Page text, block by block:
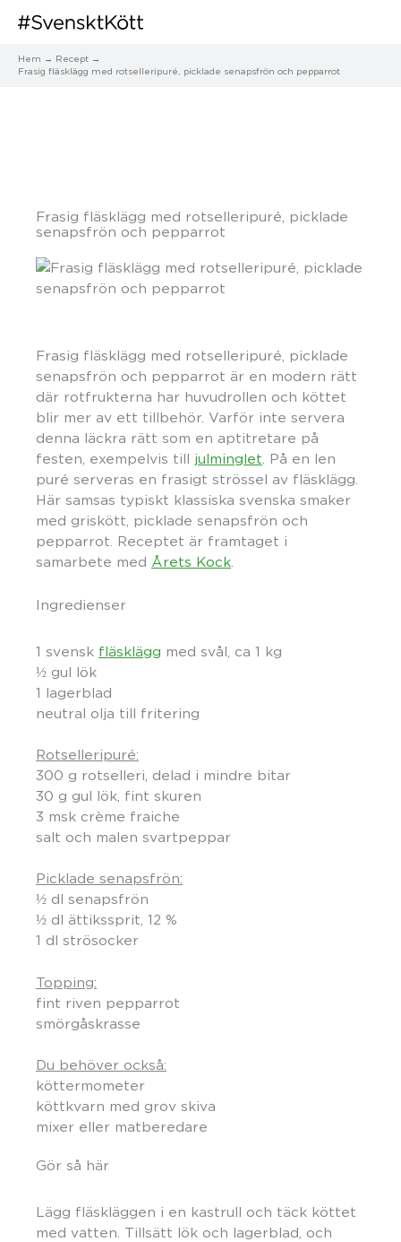
Hem
Recept
Frasig fläsklägg med rotselleripuré, picklade senapsfrön och pepparrot
Frasig fläsklägg med rotselleripuré, picklade
senapsfrön och pepparrot
Frasig fläsklägg med rotselleripuré, picklade
senapsfrön och pepparrot är en modern rätt
där rotfrukterna har huvudrollen och köttet
blir mer av ett tillbehör. Varför inte servera
denna läckra rätt som en aptitretare på
festen, exempelvis till julminglet . På en len
puré serveras en frasigt strössel av fläsklägg.
Här samsas typiskt klassiska svenska smaker
med griskött, picklade senapsfrön och
pepparrot. Receptet är framtaget i
samarbete med Årets Kock
Ingredienser
1 svensk fläsklägg med svål, ca 1 kg
½ gul lök
1 lagerblad
neutral olja till fritering
Rotselleripuré:
300 g rotselleri, delad i mindre bitar
30 g gul lök, fint skuren
3 msk crème fraiche
salt och malen svartpeppar
Picklade senapsfrön:
½ dl senapsfrön
½ dl ättikssprit, 12 %
1 dl strösocker
Topping:
fint riven pepparrot
smörgåskrasse
Du behöver också:
köttermometer
köttkvarn med grov skiva
mixer eller matberedare
Gör så här
Lägg fläskläggen i en kastrull och täck köttet
med vatten. Tillsätt lök och lagerblad, och